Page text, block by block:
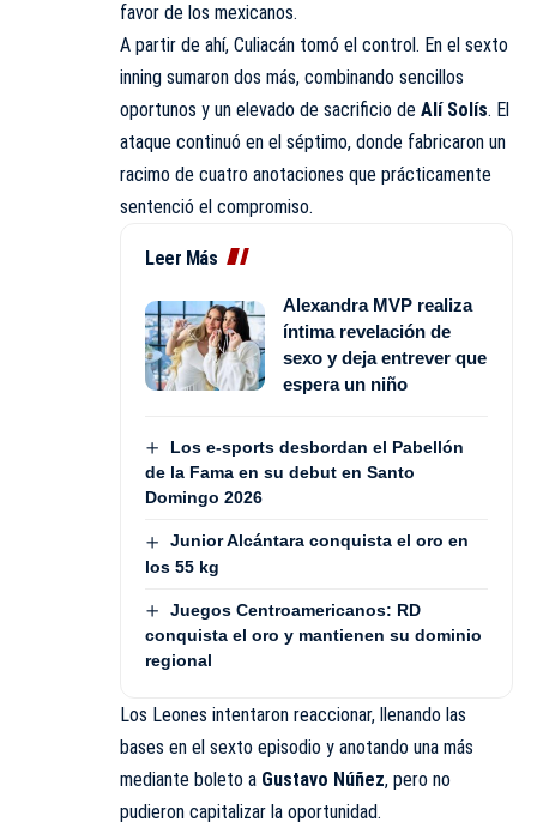
favor de los mexicanos.
A partir de ahí, Culiacán tomó el control. En el sexto
inning sumaron dos más, combinando sencillos
oportunos y un elevado de sacrificio de Alí Solís. El
ataque continuó en el séptimo, donde fabricaron un
racimo de cuatro anotaciones que prácticamente
sentenció el compromiso.
Leer Más
Alexandra MVP realiza
íntima revelación de
sexo y deja entrever que
espera un niño
Los e-sports desbordan el Pabellón
de la Fama en su debut en Santo
Domingo 2026
Junior Alcántara conquista el oro en
los 55 kg
Juegos Centroamericanos: RD
conquista el oro y mantienen su dominio
regional
Los Leones intentaron reaccionar, llenando las
bases en el sexto episodio y anotando una más
mediante boleto a Gustavo Núñez, pero no
pudieron capitalizar la oportunidad.